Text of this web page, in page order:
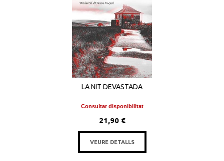
LA NIT DEVASTADA
Consultar disponibilitat
21,90 €
VEURE DETALLS